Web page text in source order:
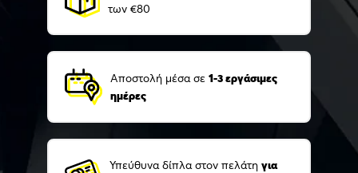
των €80
Αποστολή μέσα σε 1-3 εργάσιμες
ημέρες
Υπεύθυνα δίπλα στον πελάτη για